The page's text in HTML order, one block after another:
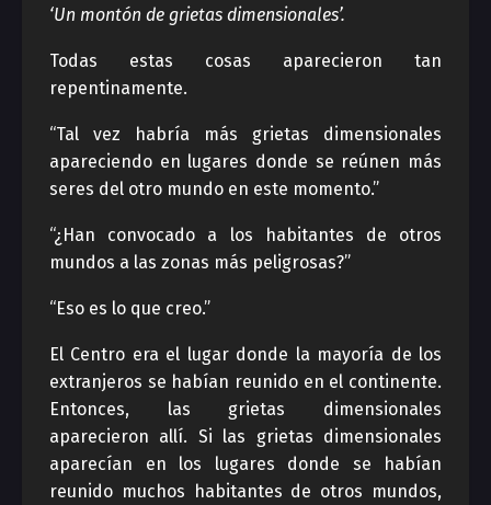
‘Un montón de grietas dimensionales’.
Todas estas cosas aparecieron tan
repentinamente.
“Tal vez habría más grietas dimensionales
apareciendo en lugares donde se reúnen más
seres del otro mundo en este momento.”
“¿Han convocado a los habitantes de otros
mundos a las zonas más peligrosas?”
“Eso es lo que creo.”
El Centro era el lugar donde la mayoría de los
extranjeros se habían reunido en el continente.
Entonces, las grietas dimensionales
aparecieron allí. Si las grietas dimensionales
aparecían en los lugares donde se habían
reunido muchos habitantes de otros mundos,